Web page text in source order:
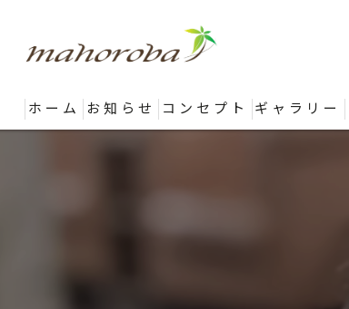
ホーム お知らせ コンセプト ギャラリー